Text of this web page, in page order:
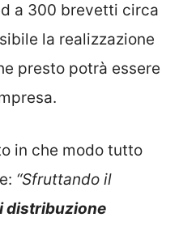
a 300 brevetti circa
la realizzazione
presto potrà essere
in che modo tutto
“Sfruttando il
distribuzione